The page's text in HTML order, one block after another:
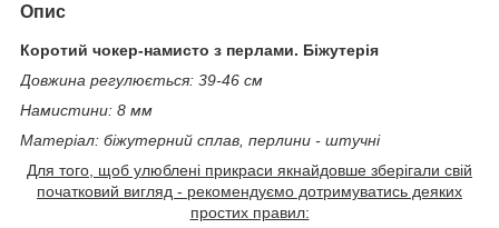
Опис
Коротий чокер-намисто з перлами. Біжутерія
Довжина регулюється: 39-46 см
Намистини: 8 мм
Матеріал: біжутерний сплав, перлини - штучні
Для того, щоб улюблені прикраси якнайдовше зберігали свій
початковий вигляд - рекомендуємо дотримуватись деяких
простих правил: